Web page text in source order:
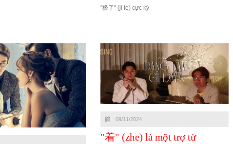
"极了" (jí le) cực kỳ
09/11/2024
"着" (zhe) là một trợ từ